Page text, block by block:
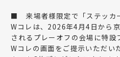
■来場者様限定で「ステッカ
Wコレは、2026年4月4日から
されるプレーオフの会場に特設
Wコレの画面をご提示いただい